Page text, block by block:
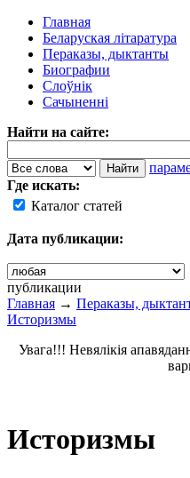
Главная
Беларуская літаратура
Пераказы, дыктанты
Биографии
Слоўнік
Сачыненні
Найти на сайте:
Где искать:
Каталог статей
Дата публикации:
публикации
Главная → Пераказы,
Историзмы
Увага!!! Невялікія
Историзмы